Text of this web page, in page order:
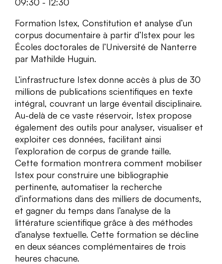
Formation Istex, Constitution et analyse d’un
corpus documentaire à partir d’Istex pour les
Écoles doctorales de l’Université de Nanterre
par Mathilde Huguin.
L’infrastructure Istex donne accès à plus de 30
millions de publications scientifiques en texte
intégral, couvrant un large éventail disciplinaire.
Au-delà de ce vaste réservoir, Istex propose
également des outils pour analyser, visualiser et
exploiter ces données, facilitant ainsi
l’exploration de corpus de grande taille.
Cette formation montrera comment mobiliser
Istex pour construire une bibliographie
pertinente, automatiser la recherche
d’informations dans des milliers de documents,
et gagner du temps dans l’analyse de la
littérature scientifique grâce à des méthodes
d’analyse textuelle. Cette formation se décline
en deux séances complémentaires de trois
heures chacune.